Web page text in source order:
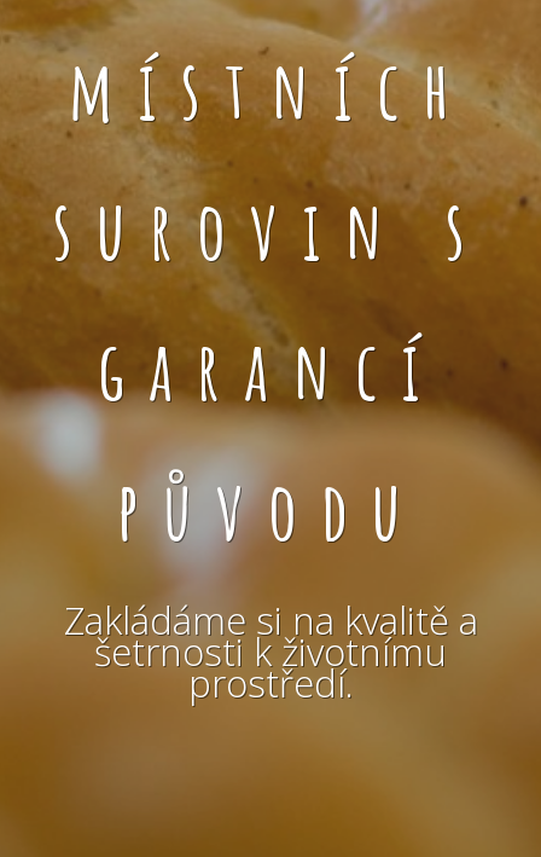
místních
surovin s
garancí
původu
Zakládáme si na kvalitě a
šetrnosti k životnímu
prostředí.